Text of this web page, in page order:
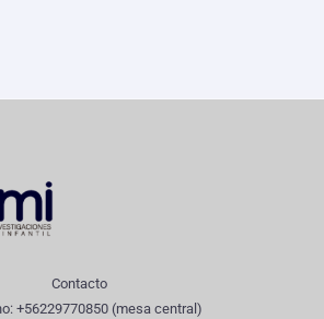
Contacto
+56229770850 (mesa central)